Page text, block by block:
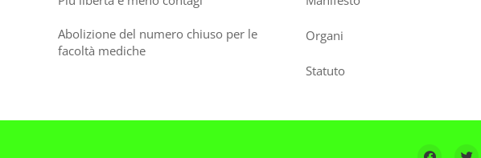
Abolizione del numero chiuso per le
facoltà mediche
Organi
Statuto